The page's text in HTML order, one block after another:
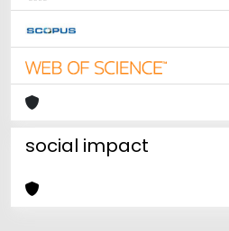
social impact